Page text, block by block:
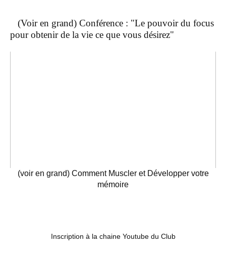
(Voir en grand) Conférence : "Le pouvoir du focus
pour obtenir de la vie ce que vous désirez"
(voir en grand) Comment Muscler et Développer votre
mémoire
Inscription à la chaine Youtube du Club